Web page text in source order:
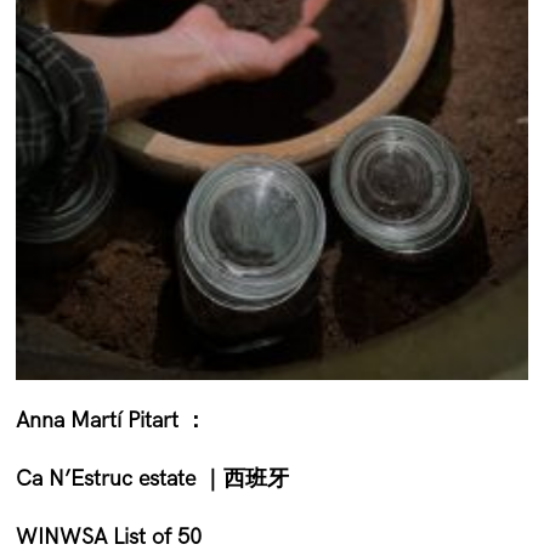
Anna Martí Pitart ：
Ca N’Estruc estate ｜西班牙
WINWSA List of 50